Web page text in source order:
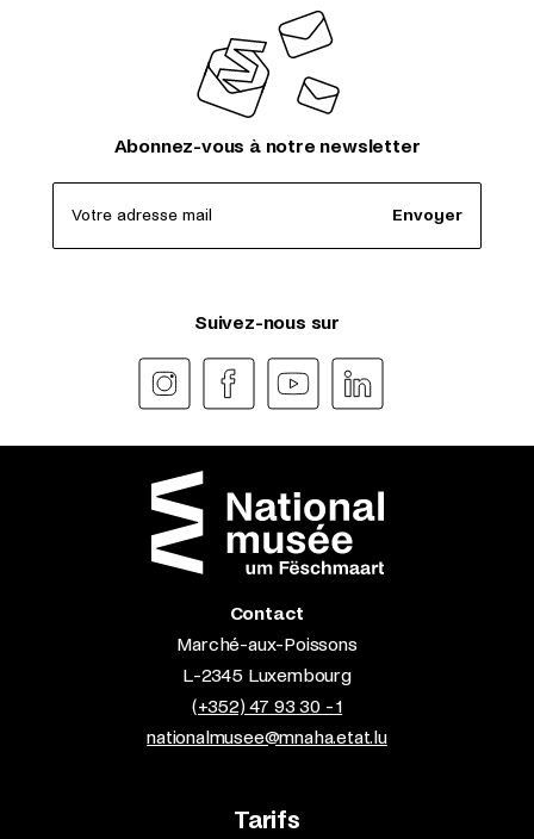
Abonnez-vous à notre newsletter
Votre adresse mail Envoyer
Suivez-nous sur
Contact
Marché-aux-Poissons
L-2345 Luxembourg
(+352) 47 93 30 - 1
nationalmusee@mnaha.etat.lu
Tarifs